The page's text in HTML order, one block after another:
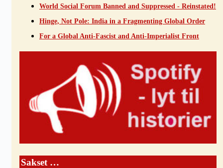
World Social Forum Banned and Suppressed - Reinstated!
Hinge, Not Pole: India in a Fragmenting Global Order
For a Global Anti-Fascist and Anti-Imperialist Front
Sakset …